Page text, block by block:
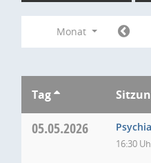
Monat
Tag
05.05.2026
16:30